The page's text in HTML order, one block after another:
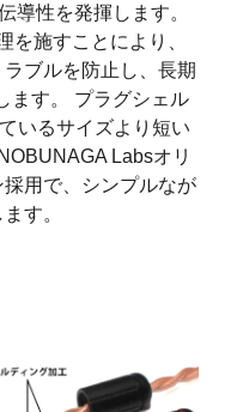
導性を発揮します。
を施すことにより、
ブルを防止し、長期
ます。 プラグシェル
いるサイズより短い
Labsオリ
用で、シンプルなが
す。